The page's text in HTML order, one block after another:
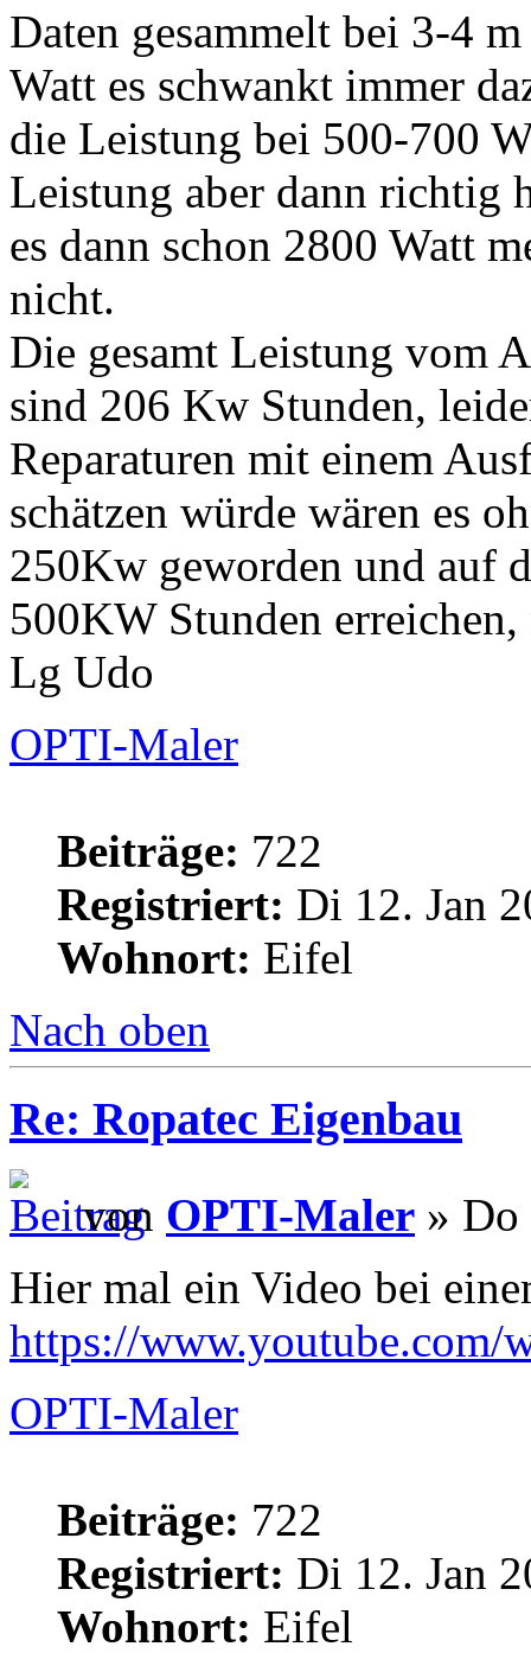
Daten gesammelt bei 3-4
Watt es schwankt immer
die Leistung bei 500-700
Leistung aber dann richtig
es dann schon 2800 Watt
nicht.
Die gesamt Leistung vom
sind 206 Kw Stunden,
Reparaturen mit einem
schätzen würde wären es
250Kw geworden und auf
500KW Stunden
Lg Udo
OPTI-Maler
Beiträge: 722
Registriert: Di 12. Jan
Wohnort: Eifel
Nach oben
Re: Ropatec Eigenbau
von OPTI-Maler » Do
Hier mal ein Video bei
https://www.youtube.com/
OPTI-Maler
Beiträge: 722
Registriert: Di 12. Jan
Wohnort: Eifel